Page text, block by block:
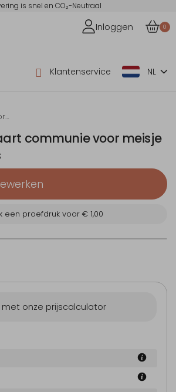
is snel en CO₂-Neutraal
Inloggen 0
Klantenservice NL
communie voor meisje
een proefdruk voor€ 1,00
met onze prijscalculator